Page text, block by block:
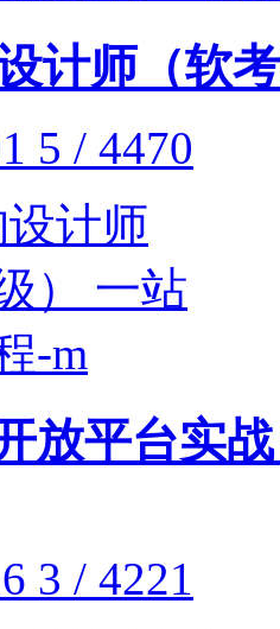
计师（软
5 / 4470
放平台实
3 / 4221